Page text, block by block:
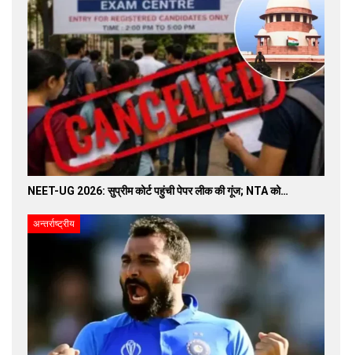
NEET-UG 2026: सुप्रीम कोर्ट पहुंची पेपर लीक की गूंज; NTA को…
अन्तर्राष्ट्रीय